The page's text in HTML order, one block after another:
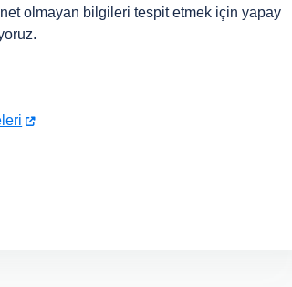
olmayan bilgileri tespit etmek için yapay